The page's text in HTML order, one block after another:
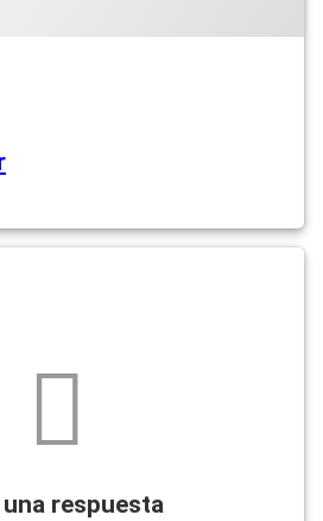
una respuesta